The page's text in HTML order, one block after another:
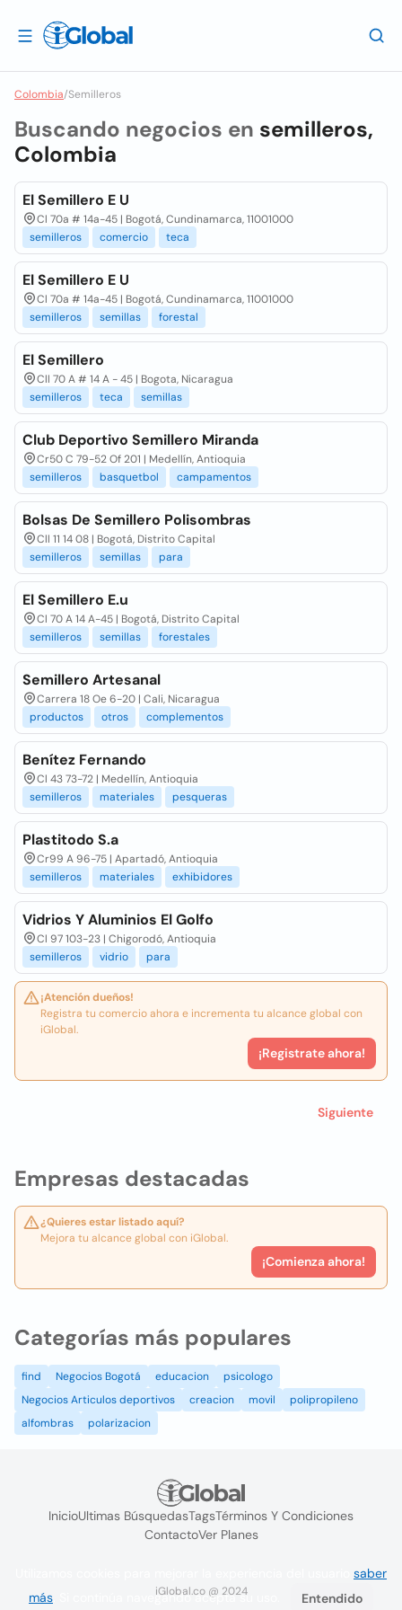
Colombia/Semilleros
Empresas destacadas
¿Quieres estar listado aquí?
Mejora tu alcance global con iGlobal.
¡Comienza ahora!
Buscando negocios en semilleros,
Colombia
El Semillero E U
Cl 70a # 14a-45 | Bogotá, Cundinamarca, 11001000
semilleros
comercio teca
El Semillero E U
Cl 70a # 14a-45 | Bogotá, Cundinamarca, 11001000
semilleros
semillas forestal
El Semillero
Cll 70 A # 14 A - 45 | Bogota, Nicaragua
semilleros
teca semillas
Club Deportivo Semillero Miranda
Cr50 C 79-52 Of 201 | Medellín, Antioquia
semilleros
basquetbol campamentos
Bolsas De Semillero Polisombras
Cll 11 14 08 | Bogotá, Distrito Capital
semilleros
semillas para
El Semillero E.u
Cl 70 A 14 A-45 | Bogotá, Distrito Capital
semilleros
semillas forestales
Semillero Artesanal
Carrera 18 Oe 6-20 | Cali, Nicaragua
productos
otros complementos
Benítez Fernando
Cl 43 73-72 | Medellín, Antioquia
semilleros
materiales pesqueras
Plastitodo S.a
Cr99 A 96-75 | Apartadó, Antioquia
semilleros
materiales exhibidores
Vidrios Y Aluminios El Golfo
Cl 97 103-23 | Chigorodó, Antioquia
semilleros
vidrio para
¡Atención dueños!
Registra tu comercio ahora e incrementa tu alcance global con
iGlobal.
¡Registrate ahora!
Siguiente
Categorías más populares
find Negocios Bogotá educacion
psicologo
Negocios Articulos deportivos
creacion movil
polipropileno
alfombras
polarizacion
InicioUltimas BúsquedasTagsTérminos Y Condiciones
ContactoVer Planes
iGlobal.co @ 2024
saber
más . Si continúa navegando acepta su uso. Entendido